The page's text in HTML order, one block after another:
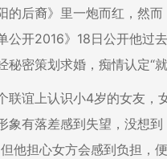
的后裔》里一炮而红，然
公开2016》18日公开他过
秘密策划求婚，痴情认定“就
联谊上认识小4岁的女友，
象有落差感到失望，没想
他担心女方会感到负担，